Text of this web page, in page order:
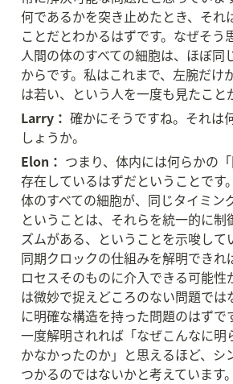
何であるかを突き止めたとき、それ
ことだとわかるはずです。なぜそう
人間の体のすべての細胞は、ほぼ同
からです。私はこれまで、左腕だけ
は若い、という人を一度も見たこと
Larry： 確かにそうですね。それは
しょうか。
Elon： つまり、体内には何らかの
存在しているはずだということです
体のすべての細胞が、同じタイミン
ということは、それらを統一的に制
ズムがある、ということを示唆して
同期クロックの仕組みを解明できれ
ロセスそのものに介入できる可能性
は微妙で捉えどころのない問題では
に明確な構造を持った問題のはずで
一度解明されれば「なぜこんなに明
かなかったのか」と思えるほど、シ
つかるのではないかと考えています。